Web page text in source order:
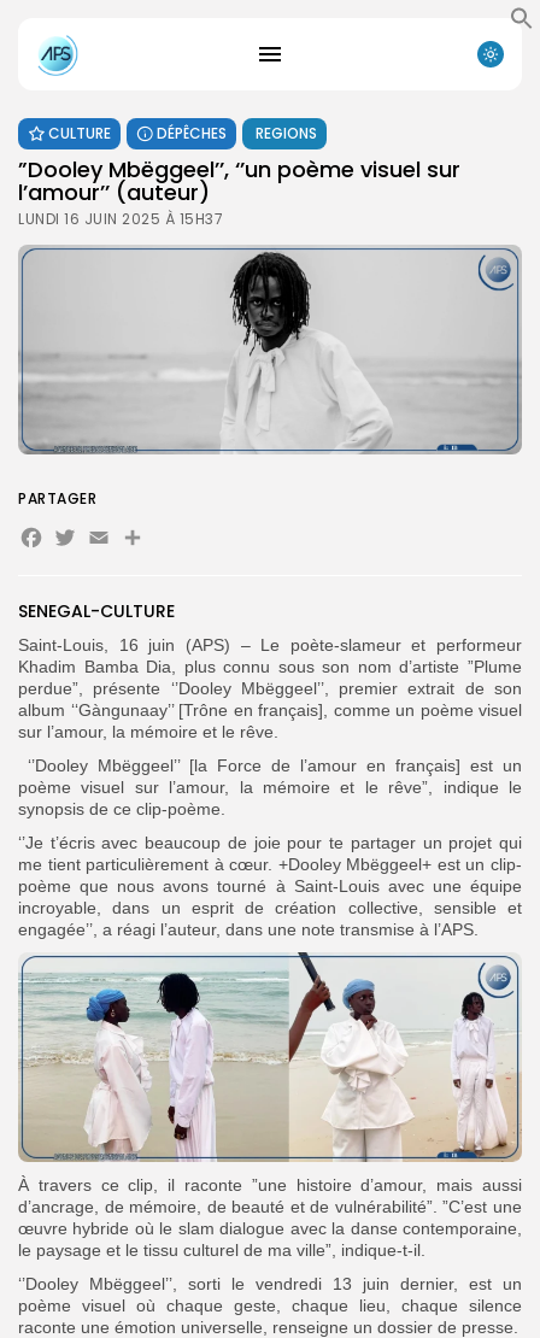
Search
Button
FR
CULTURE DÉPÊCHES REGIONS
”Dooley Mbëggeel’’, ‘’un poème visuel sur
l’amour’’ (auteur)
LUNDI 16 JUIN 2025 À 15H37
SENEGAL-CULTURE
Saint-Louis, 16 juin (APS) – Le poète-slameur et performeur
Khadim Bamba Dia, plus connu sous son nom d’artiste ”Plume
perdue”, présente ‘’Dooley Mbëggeel’’, premier extrait de son
album ‘‘Gàngunaay’’ [Trône en français], comme un poème visuel
sur l’amour, la mémoire et le rêve.
‘’Dooley Mbëggeel’’ [la Force de l’amour en français] est un
poème visuel sur l’amour, la mémoire et le rêve”, indique le
synopsis de ce clip-poème.
‘’Je t’écris avec beaucoup de joie pour te partager un projet qui
me tient particulièrement à cœur. +Dooley Mbëggeel+ est un clip-
poème que nous avons tourné à Saint-Louis avec une équipe
incroyable, dans un esprit de création collective, sensible et
engagée’’, a réagi l’auteur, dans une note transmise à l’APS.
À travers ce clip, il raconte ”une histoire d’amour, mais aussi
d’ancrage, de mémoire, de beauté et de vulnérabilité”. ”C’est une
œuvre hybride où le slam dialogue avec la danse contemporaine,
le paysage et le tissu culturel de ma ville”, indique-t-il.
‘’Dooley Mbëggeel’’, sorti le vendredi 13 juin dernier, est un
poème visuel où chaque geste, chaque lieu, chaque silence
raconte une émotion universelle, renseigne un dossier de presse.
PARTAGER
Facebook
Twitter
EmailPartager